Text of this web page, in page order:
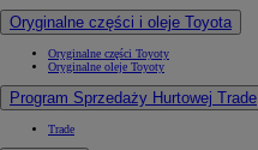
Oryginalne części i oleje Toyota
Oryginalne części Toyoty
Oryginalne oleje Toyoty
Program Sprzedaży Hurtowej Trade
Trade